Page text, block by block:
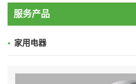
电枪检测认证机构 光伏连接器认证
服务产品
• 家用电器